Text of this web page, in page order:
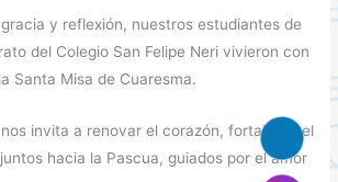
y reflexión, nuestros estudiantes de
del Colegio San Felipe Neri vivieron con
Santa Misa de Cuaresma.
invita a renovar el corazón, fortalecer el
hacia la Pascua, guiados por el amor